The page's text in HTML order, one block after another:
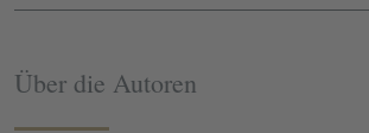
Über die Autoren